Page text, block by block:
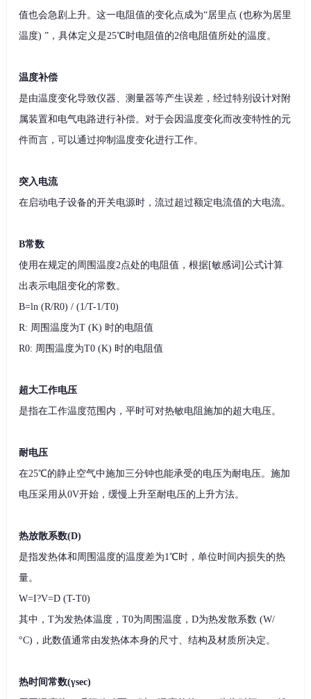
值也会急剧上升。这一电阻值的变化点成为“居里点 (也称为居里
温度) ”，具体定义是25℃时电阻值的2倍电阻值所处的温度。
温度补偿
是由温度变化导致仪器、测量器等产生误差，经过特别设计对附
属装置和电气电路进行补偿。对于会因温度变化而改变特性的元
件而言，可以通过抑制温度变化进行工作。
突入电流
在启动电子设备的开关电源时，流过超过额定电流值的大电流。
B常数
使用在规定的周围温度2点处的电阻值，根据[敏感词]公式计算
出表示电阻变化的常数。
B=ln (R/R0) / (1/T-1/T0)
R: 周围温度为T (K) 时的电阻值
R0: 周围温度为T0 (K) 时的电阻值
超大工作电压
是指在工作温度范围内，平时可对热敏电阻施加的超大电压。
耐电压
在25℃的静止空气中施加三分钟也能承受的电压为耐电压。施加
电压采用从0V开始，缓慢上升至耐电压的上升方法。
热放散系数(D)
是指发热体和周围温度的温度差为1℃时，单位时间内损失的热
量。
W=I?V=D (T-T0)
其中，T为发热体温度，T0为周围温度，D为热发散系数 (W/
°C)，此数值通常由发热体本身的尺寸、结构及材质所决定。
热时间常数(γsec)